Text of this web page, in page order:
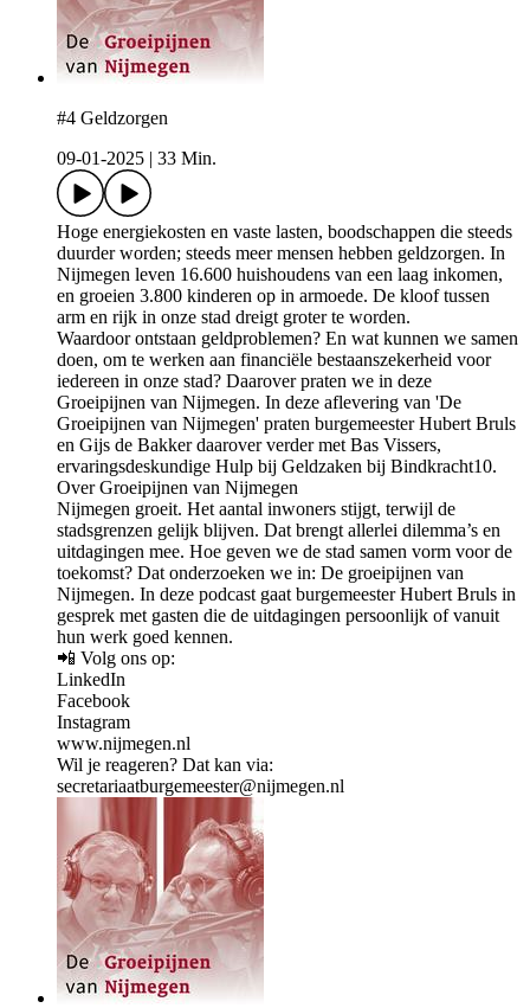
#4 Geldzorgen
09-01-2025
33 Min.
Hoge energiekosten en vaste lasten, boodschappen die steeds
duurder worden; steeds meer mensen hebben geldzorgen. In
Nijmegen leven 16.600 huishoudens van een laag inkomen,
en groeien 3.800 kinderen op in armoede. De kloof tussen
arm en rijk in onze stad dreigt groter te worden.
Waardoor ontstaan geldproblemen? En wat kunnen we samen
doen, om te werken aan financiële bestaanszekerheid voor
iedereen in onze stad? Daarover praten we in deze
Groeipijnen van Nijmegen. In deze aflevering van 'De
Groeipijnen van Nijmegen' praten burgemeester Hubert Bruls
en Gijs de Bakker daarover verder met Bas Vissers,
ervaringsdeskundige Hulp bij Geldzaken bij Bindkracht10.
Over Groeipijnen van Nijmegen
Nijmegen groeit. Het aantal inwoners stijgt, terwijl de
stadsgrenzen gelijk blijven. Dat brengt allerlei dilemma’s en
uitdagingen mee. Hoe geven we de stad samen vorm voor de
toekomst? Dat onderzoeken we in: De groeipijnen van
Nijmegen. In deze podcast gaat burgemeester Hubert Bruls in
gesprek met gasten die de uitdagingen persoonlijk of vanuit
hun werk goed kennen.
📲 Volg ons op:
LinkedIn
Facebook
Instagram
www.nijmegen.nl
Wil je reageren? Dat kan via:
secretariaatburgemeester@nijmegen.nl